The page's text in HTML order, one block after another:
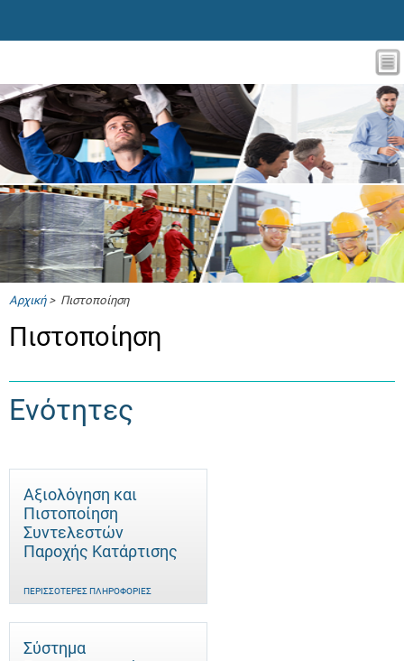
Αρχική> Πιστοποίηση
Πιστοποίηση
Ενότητες
Αξιολόγηση και
Πιστοποίηση
Συντελεστών
Παροχής Κατάρτισης
ΠΕΡΙΣΣΌΤΕΡΕΣ ΠΛΗΡΟΦΟΡΊΕΣ
Σύστημα